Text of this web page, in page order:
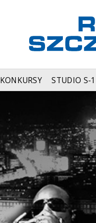
KONKURSY STUDIO S-1